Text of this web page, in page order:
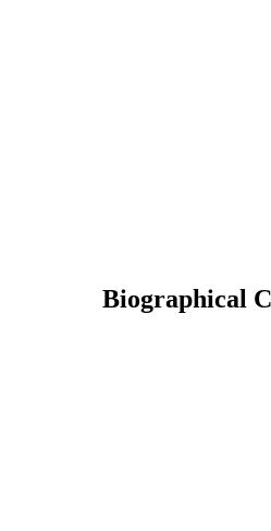
Biographical